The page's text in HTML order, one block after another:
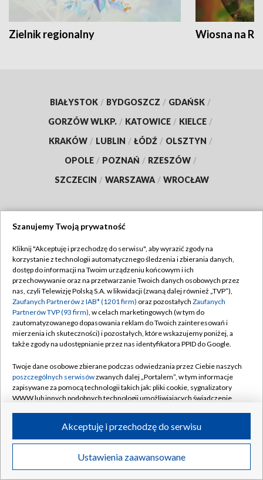
Zielnik regionalny Wiosna na
BIAŁYSTOK / BYDGOSZCZ / GDAŃSK /
GORZÓW WLKP. / KATOWICE / KIELCE /
KRAKÓW / LUBLIN / ŁÓDŹ / OLSZTYN /
OPOLE / POZNAŃ / RZESZÓW /
SZCZECIN / WARSZAWA / WROCŁAW
TVP
Abonament TVP
Emisja w TVP
Centrum informacji TVP
Naziemna Telewizja Cyfrowa
Rada Programowa
System NOS
Informacje o nadawcy
Program dla prasy
Ogłoszenie przetargowe
Regulamin TVP
Polityka prywatności
Moje zgody
Pomoc
Kontakt
Kanały
©2026 Telewizja Polska S.A. w likwidacji
Szanujemy Twoją prywatność
Kliknij "Akceptuję i przechodzę do serwisu", aby wyrazić zgody na
korzystanie z technologii automatycznego śledzenia i zbierania danych,
dostęp do informacji na Twoim urządzeniu końcowym i ich
przechowywanie oraz na przetwarzanie Twoich danych osobowych przez
nas, czyli Telewizję Polską S.A. w likwidacji (zwaną dalej również „TVP”),
Zaufanych Partnerów z IAB* (1201 firm) oraz pozostałych Zaufanych
Partnerów TVP (93 firm), w celach marketingowych (w tym do
zautomatyzowanego dopasowania reklam do Twoich zainteresowań i
mierzenia ich skuteczności) i pozostałych, które wskazujemy poniżej, a
także zgody na udostępnianie przez nas identyfikatora PPID do Google.
Twoje dane osobowe zbierane podczas odwiedzania przez Ciebie naszych
poszczególnych serwisówzwanych dalej „Portalem”, w tym informacje
zapisywane za pomocą technologii takich jak: pliki cookie, sygnalizatory
WWW lub innych podobnych technologii umożliwiających świadczenie
ruchu w Internecie.
Twoje dane osobowe zbierane podczas odwiedzania przez Ciebie
poszczególnych serwisówna Portalu, takie jak adresy IP, identyfikatory
Ustawienia zaawansowane
Akceptuję i przechodzę do serwisu